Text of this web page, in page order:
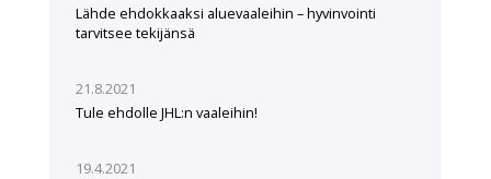
Lähde ehdokkaaksi aluevaaleihin – hyvinvointi
tarvitsee tekijänsä
21.8.2021
Tule ehdolle JHL:n vaaleihin!
19.4.2021